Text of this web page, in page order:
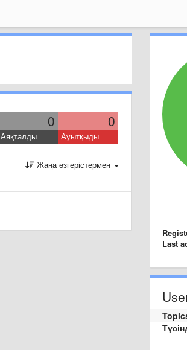
0 0
Аяқталды Ауытқыды
Жаңа өзгерістермен
Last